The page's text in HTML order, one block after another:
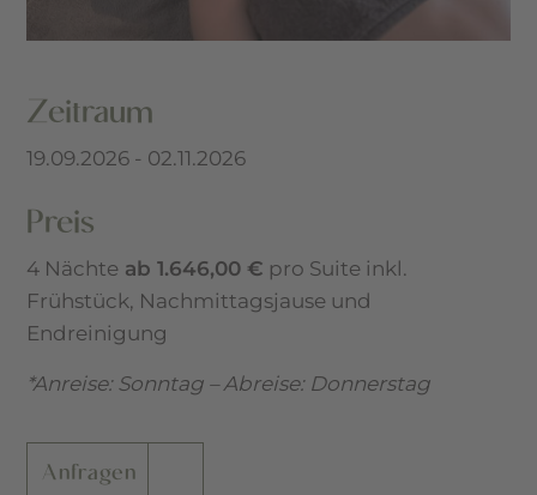
Zeitraum
19.09.2026 - 02.11.2026
Preis
4 Nächte ab 1.646,00 € pro Suite inkl.
Frühstück, Nachmittagsjause und
Endreinigung
*Anreise: Sonntag – Abreise: Donnerstag
Anfragen